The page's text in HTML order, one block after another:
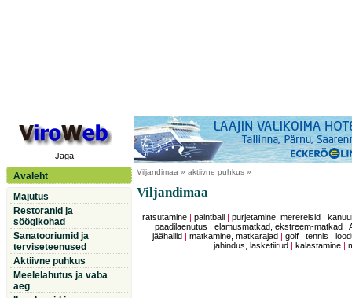
Jaga
Avaleht
Majutus
Restoranid ja
söögikohad
Sanatooriumid ja
terviseteenused
Aktiivne puhkus
Meelelahutus ja vaba
aeg
Viljandimaa » aktiivne puhkus »
Viljandimaa
ratsutamine| paintball purjetamine, merereisid
paadilaenutus
|elamusmatkad, ekstreem-matkad |
jäähallid
matkamine, matkarajad golf| tennis
jahindus, lasketiirud
kalastamine |